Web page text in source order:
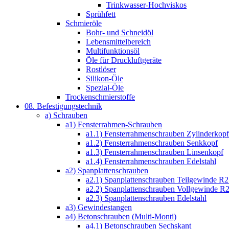
Trinkwasser-Hochviskos
Sprühfett
Schmieröle
Bohr- und Schneidöl
Lebensmittelbereich
Multifunktionsöl
Öle für Druckluftgeräte
Rostlöser
Silikon-Öle
Spezial-Öle
Trockenschmierstoffe
08. Befestigungstechnik
a) Schrauben
a1) Fensterrahmen-Schrauben
a1.1) Fensterrahmenschrauben Zylinderkopf
a1.2) Fensterrahmenschrauben Senkkopf
a1.3) Fensterrahmenschrauben Linsenkopf
a1.4) Fensterrahmenschrauben Edelstahl
a2) Spanplattenschrauben
a2.1) Spanplattenschrauben Teilgewinde
a2.2) Spanplattenschrauben Vollgewinde
a2.3) Spanplattenschrauben Edelstahl
a3) Gewindestangen
a4) Betonschrauben (Multi-Monti)
a4.1) Betonschrauben Sechskant